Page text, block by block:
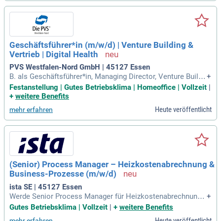
Geschäftsführer*in (m/w/d) | Venture Building &
Vertrieb | Digital Health
PVS Westfalen-Nord GmbH | 45127 Essen
B. als Geschäftsführer*in, Managing Director, Venture Builde
r, Business Development Director, General Manager, Scale-u
p Manager, Head of Business Development oder vergleichba
enen Ärzte; Unternehmerisches
+
Festanstellung | Gutes Betriebsklima | Homeoffice | Vollzeit
+ weitere Benefits
mehr erfahren Heute veröffentlicht
(Senior) Process Manager – Heizkostenabrechnung &
Business-Prozesse (m/w/d)
ista SE | 45127 Essen
Werde Senior Process Manager für Heizkostenabrechnung
und Business-Prozesse (m/w/d) bei ista in Essen! Unser Un
+
Gutes Betriebsklima | Vollzeit | + weitere Benefits